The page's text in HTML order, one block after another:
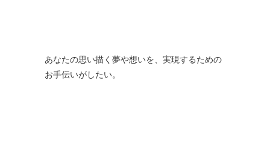
あなたの思い描く夢や想いを、実現するための
お手伝いがしたい。